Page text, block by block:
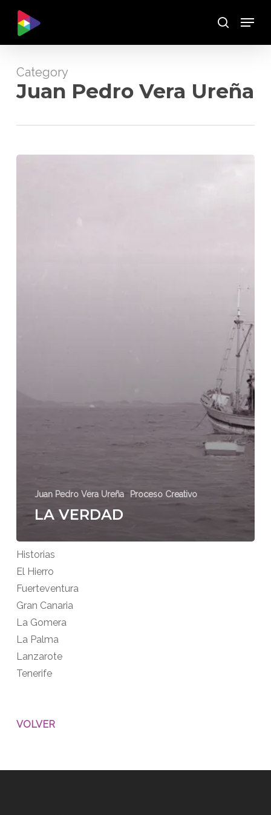
main
Buscar
Menu
Category
Juan Pedro Vera Ureña
LA
Juan Pedro Vera Ureña Proceso Creativo
LA VERDAD
Historias
El Hierro
Fuerteventura
Gran Canaria
La Gomera
La Palma
Lanzarote
Tenerife
VOLVER